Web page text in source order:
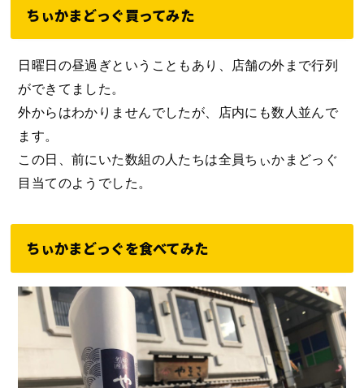
ちぃかまどっぐ買ってみた
日曜日の昼過ぎということもあり、店舗の外まで行列
ができてました。
外からはわかりませんでしたが、店内にも数人並んで
ます。
この日、前にいた数組の人たちは全員ちぃかまどっぐ
目当てのようでした。
ちぃかまどっぐを食べてみた